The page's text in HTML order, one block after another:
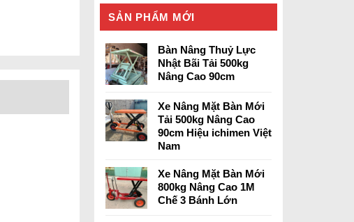
SẢN PHẨM MỚI
Bàn Nâng Thuỷ Lực
Nhật Bãi Tải 500kg
Nâng Cao 90cm
Xe Nâng Mặt Bàn Mới
Tải 500kg Nâng Cao
90cm Hiệu ichimen Việt
Nam
Xe Nâng Mặt Bàn Mới
800kg Nâng Cao 1M
Chế 3 Bánh Lớn